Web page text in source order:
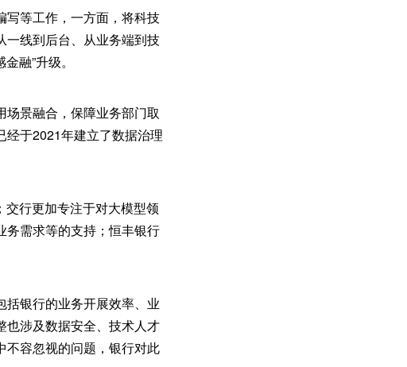
写等工作，一方面，将科技
一线到后台、从业务端到技
融”升级。
景融合，保障业务部门取
经于2021年建立了数据治理
行更加专注于对大模型领
务需求等的支持；恒丰银行
银行的业务开展效率、业
也涉及数据安全、技术人才
不容忽视的问题，银行对此